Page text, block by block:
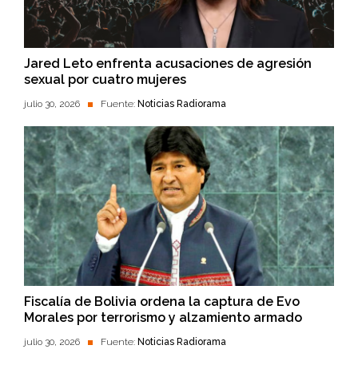
Jared Leto enfrenta acusaciones de agresión
sexual por cuatro mujeres
julio 30, 2026 Fuente: Noticias Radiorama
Fiscalía de Bolivia ordena la captura de Evo
Morales por terrorismo y alzamiento armado
julio 30, 2026 Fuente: Noticias Radiorama